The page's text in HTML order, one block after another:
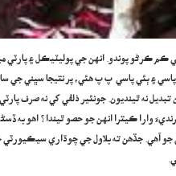
ڪم ڪرڻو پوندو. انهن جي پوليٽيڪل ۽
۽ ٻئي پاسي پ پ هئي، پر نتيجا سڀني جي
نه ٿينديون. جونئير ذلفي کي نه صرف
وارا ڪيترا انهن جو حصو ٿيندا ؟ اهو به
جو آهي. جڏهن ته بلاول جي چوڌاري سيڪيورٽي